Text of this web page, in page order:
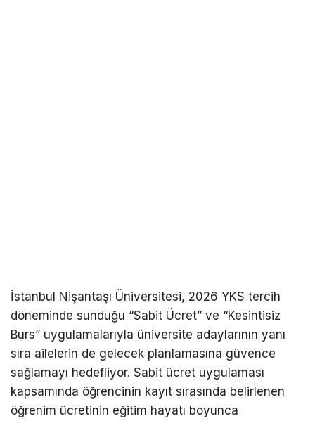
İstanbul Nişantaşı Üniversitesi, 2026 YKS tercih
döneminde sunduğu “Sabit Ücret” ve “Kesintisiz
Burs” uygulamalarıyla üniversite adaylarının yanı
sıra ailelerin de gelecek planlamasına güvence
sağlamayı hedefliyor. Sabit ücret uygulaması
kapsamında öğrencinin kayıt sırasında belirlenen
öğrenim ücretinin eğitim hayatı boyunca